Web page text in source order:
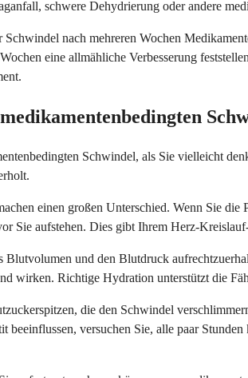
schwere Dehydrierung oder andere
nach mehreren Wochen
eine allmähliche Verbesserung
Schwindel, als Sie vielleicht
einen großen Unterschied. Wenn Sie
Sie aufstehen. Dies gibt Ihrem Herz-
und den Blutdruck
wirken. Richtige Hydration unterstützt die
die den Schwindel
beeinflussen, versuchen Sie, alle paar